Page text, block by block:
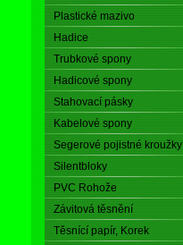
Plastické mazivo
Hadice
Trubkové spony
Hadicové spony
Stahovací pásky
Kabelové spony
Segerové pojistné kroužky
Silentbloky
PVC Rohože
Závitová těsnění
Těsnící papír, Korek